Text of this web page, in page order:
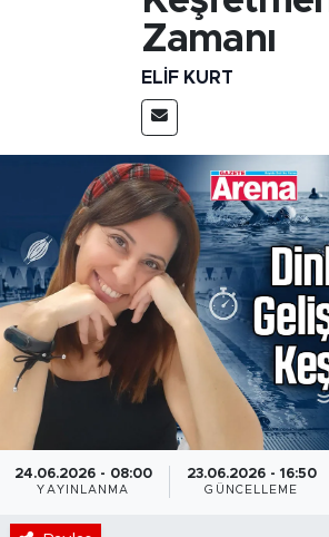
Zamanı
ELIF KURT
24.06.2026 - 08:00
YAYINLANMA
23.06.2026 - 16:50
GÜNCELLEME
Tüm Manşetler
Son Dakika Haberleri
Haber Arşivi